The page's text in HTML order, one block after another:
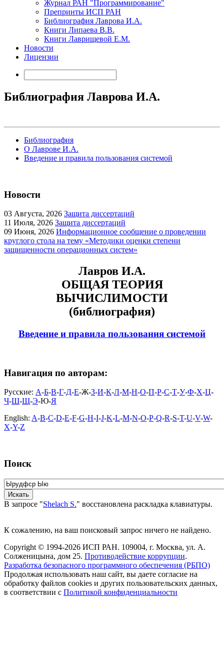
Журнал РАН "Программирование"
Препринты ИСП РАН
Библиография Лаврова И.А.
Книги Липаева В.В.
Книги Лаврищевой Е.М.
Новости
Лицензии
Библиография Лаврова И.А.
Библиография
О Лаврове И.А.
Введение и правила пользования системой
Новости
03 Августа, 2026 Защита диссертаций
11 Июля, 2026 Защита диссертаций
09 Июня, 2026 Информационное сообщение о проведении
круглого стола на тему «Методики оценки степени
защищенности операционных систем»
Лавров И.А.
ОБЩАЯ ТЕОРИЯ
ВЫЧИСЛИМОСТИ
(библиография)
Введение и правила пользования системой
Навигация по авторам:
Русские: А-Б-В-Г-Д-Е-Ж-З-И-К-Л-М-Н-О-П-Р-С-Т-У-Ф-Х-Ц-
Ч-Ш-Щ-Э-Ю-Я
English: A-B-C-D-E-F-G-H-I-J-K-L-M-N-O-P-Q-R-S-T-U-V-W-
X-Y-Z
Поиск
В запросе "Shelach S." восстановлена раскладка клавиатуры.
К сожалению, на ваш поисковый запрос ничего не найдено.
Copyright © 1994-2026 ИСП РАН. 109004, г. Москва, ул. А.
Солженицына, дом 25. Противодействие коррупции.
Разработка безопасного программного обеспечения (РБПО)
Продолжая использовать наш сайт, вы даете согласие на
обработку файлов cookies и других пользовательских данных,
в соответствии с Политикой конфиденциальности